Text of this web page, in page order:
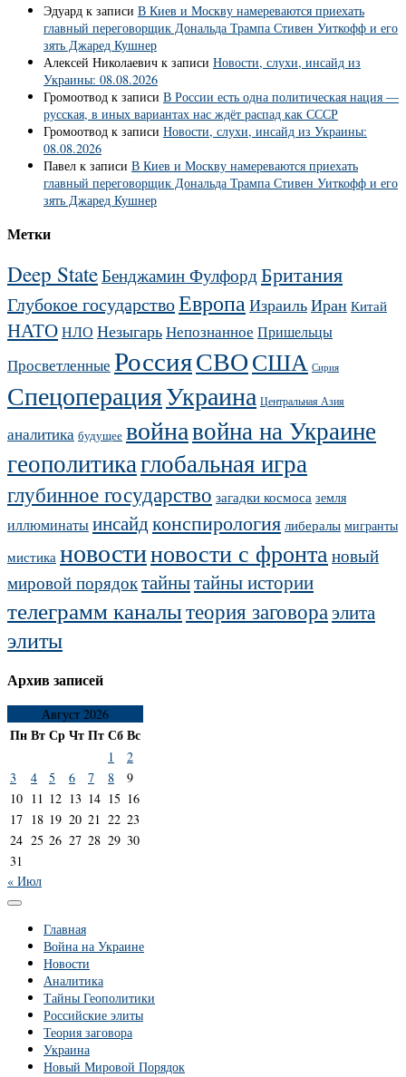
Эдуард к записи В Киев и Москву намереваются приехать
главный переговорщик Дональда Трампа Стивен Уиткофф и его
зять Джаред Кушнер
Алексей Николаевич к записи Новости, слухи, инсайд из
Украины: 08.08.2026
Громоотвод к записи В России есть одна политическая нация —
русская, в иных вариантах нас ждёт распад как СССР
Громоотвод к записи Новости, слухи, инсайд из Украины:
08.08.2026
Павел к записи В Киев и Москву намереваются приехать
главный переговорщик Дональда Трампа Стивен Уиткофф и его
зять Джаред Кушнер
Метки
Deep StateБенджамин Фулфорд Британия
Глубокое государствоЕвропаИзраильИран Китай
НАТОНЛО НезыгарьНепознанное Пришельцы
Просветленные РоссияСВОСША Сирия
СпецоперацияУкраина Центральная Азия
аналитика будущее войнавойна на Украине
геополитикаглобальная игра
глубинное государство загадки космоса земля
иллюминатыинсайдконспирология либералы мигранты
мистика новостиновости с фронта новый
мировой порядоктайнытайны истории
телеграмм каналытеория заговора элита
элиты
Архив записей
Август 2026
ПнВтСрЧтПтСбВс
1
2
3
4 5 6 7 8
9
10 11 12 13 14 15 16
17 18 19 20 21 22 23
24 25 26 27 28 29 30
31
« Июл
Главная
Война на Украине
Новости
Аналитика
Тайны Геополитики
Российские элиты
Теория заговора
Украина
Новый Мировой Порядок